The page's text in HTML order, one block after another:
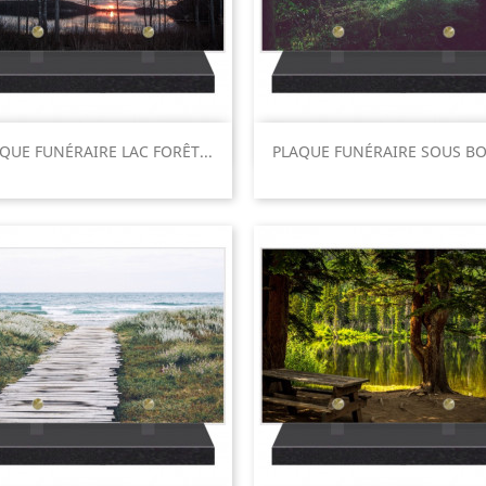
FUNÉRAIRE LAC FORÊT...
Aperçu rapide PLAQUE FUNÉRAIRE SOUS
Aperçu rapide